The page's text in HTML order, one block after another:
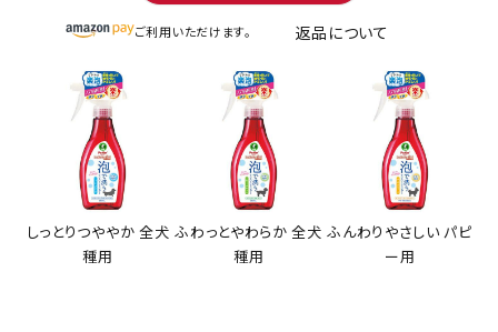
ご利用いただけます。 返品について
しっとりつややか 全犬
種用
ふわっとやわらか 全犬
種用
ふんわりやさしい パピ
ー用